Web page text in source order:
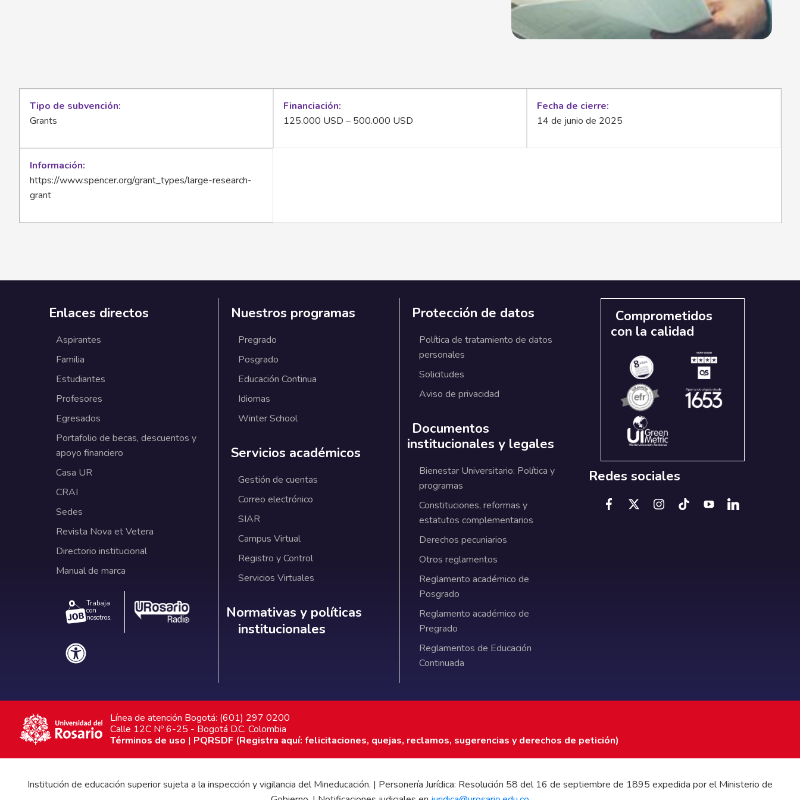
Tipo de subvención
Grants
Financiación
125.000 USD – 500.000 USD
Fecha de cierre
14 de junio de 2025
Información
https://www.spencer.org/grant_types/large-research-
grant
Enlaces directos
Aspirantes
Familia
Estudiantes
Profesores
Egresados
Portafolio de becas, descuentos y
apoyo financiero
Casa UR
CRAI
Sedes
Revista Nova et Vetera
Directorio institucional
Manual de marca
Trabaja
con
nosotros.
Nuestros programas
Pregrado
Posgrado
Educación Continua
Idiomas
Winter School
Servicios académicos
Gestión de cuentas
Correo electrónico
SIAR
Campus Virtual
Registro y Control
Servicios Virtuales
Normativas y políticas institucionales
Normativas y políticas
institucionales
Protección de datos
Política de tratamiento de datos
personales
Solicitudes
Aviso de privacidad
Documentos
institucionales y legales
Bienestar Universitario: Política y
programas
Constituciones, reformas y
estatutos complementarios
Derechos pecuniarios
Otros reglamentos
Reglamento académico de
Posgrado
Reglamento académico de
Pregrado
Reglamentos de Educación
Continuada
Comprometidos
con la calidad
Redes sociales
Línea de atención Bogotá: (601) 297 0200
Calle 12C Nº 6-25 - Bogotá D.C. Colombia
Términos de uso | PQRSDF (Registra aquí: felicitaciones, quejas, reclamos, sugerencias y derechos de petición)
Institución de educación superior sujeta a la inspección y vigilancia del Mineducación. | Personería Jurídica: Resolución 58 del 16 de septiembre de 1895 expedida por el Ministerio de